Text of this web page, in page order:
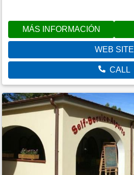
MÁS INFORMACIÓN
WEB SITE
CALL